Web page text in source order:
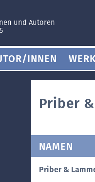
und Autoren
INNEN
Priber
NAMEN
Priber &